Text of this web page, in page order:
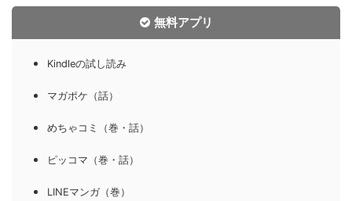
無料アプリ
Kindleの試し読み
マガポケ（話）
めちゃコミ（巻・話）
ピッコマ（巻・話）
LINEマンガ（巻）